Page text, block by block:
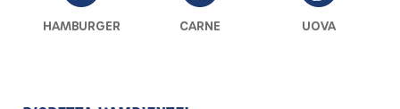
HAMBURGER CARNE UOVA